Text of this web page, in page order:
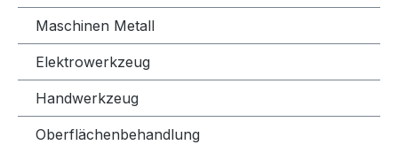
Maschinen Metall
Elektrowerkzeug
Handwerkzeug
Oberflächenbehandlung